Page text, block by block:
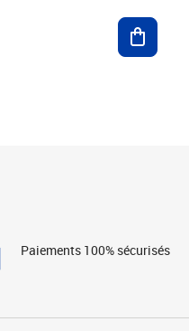
Paiements 100% sécurisés